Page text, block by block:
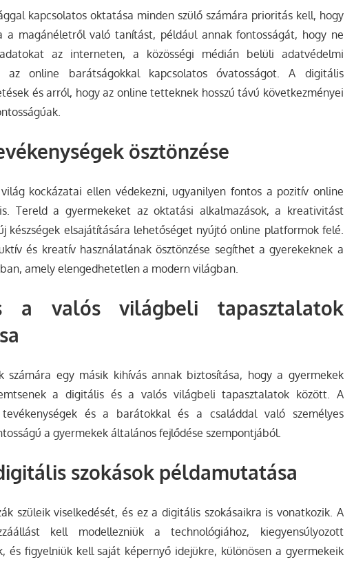
kapcsolatos oktatása minden szülő számára prioritás kell, hogy
a magánéletről való tanítást, például annak fontosságát, hogy ne
az interneten, a közösségi médián belüli adatvédelmi
az online barátságokkal kapcsolatos óvatosságot. A digitális
és arról, hogy az online tetteknek hosszú távú következményei
ösztönzése
kockázatai ellen védekezni, ugyanilyen fontos a pozitív online
Tereld a gyermekeket az oktatási alkalmazások, a kreativitást
készségek elsajátítására lehetőséget nyújtó online platformok felé.
és kreatív használatának ösztönzése segíthet a gyerekeknek a
amely elengedhetetlen a modern világban.
a valós világbeli tapasztalatok
számára egy másik kihívás annak biztosítása, hogy a gyermekek
a digitális és a valós világbeli tapasztalatok között. A
és a barátokkal és a családdal való személyes
a gyermekek általános fejlődése szempontjából.
szokások példamutatása
szüleik viselkedését, és ez a digitális szokásaikra is vonatkozik. A
kell modellezniük a technológiához, kiegyensúlyozott
és figyelniük kell saját képernyő idejükre, különösen a gyermekeik